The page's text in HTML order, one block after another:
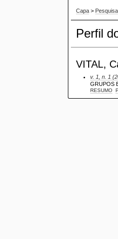
Capa > Pesquisa
Perfil
VITAL,
v. 1, n. 1
GRUPOS
RESUMO